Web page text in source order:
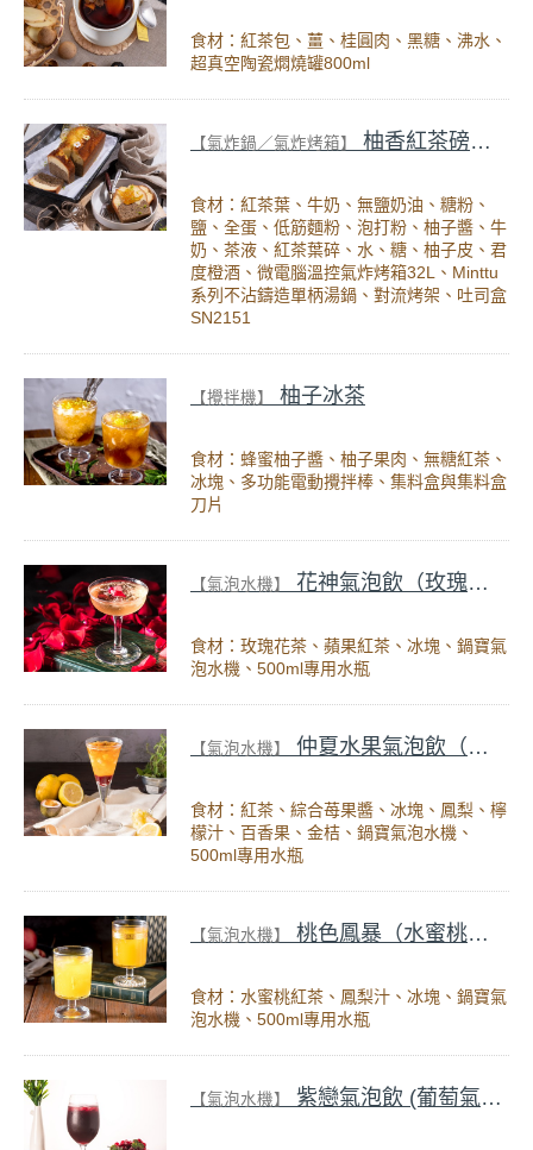
食材：紅茶包、薑、桂圓肉、黑糖、沸水、
超真空陶瓷燜燒罐800ml
【氣炸鍋／氣炸烤箱】 柚香紅茶磅蛋糕
食材：紅茶葉、牛奶、無鹽奶油、糖粉、
鹽、全蛋、低筋麵粉、泡打粉、柚子醬、牛
奶、茶液、紅茶葉碎、水、糖、柚子皮、君
度橙酒、微電腦溫控氣炸烤箱32L、Minttu
系列不沾鑄造單柄湯鍋、對流烤架、吐司盒
SN2151
【攪拌機】 柚子冰茶
食材：蜂蜜柚子醬、柚子果肉、無糖紅茶、
冰塊、多功能電動攪拌棒、集料盒與集料盒
刀片
【氣泡水機】 花神氣泡飲（玫瑰蘋果氣泡飲）
食材：玫瑰花茶、蘋果紅茶、冰塊、鍋寶氣
泡水機、500ml專用水瓶
【氣泡水機】 仲夏水果氣泡飲（百香莓果氣泡飲）
食材：紅茶、綜合苺果醬、冰塊、鳳梨、檸
檬汁、百香果、金桔、鍋寶氣泡水機、
500ml專用水瓶
【氣泡水機】 桃色鳳暴（水蜜桃鳳梨氣泡飲）
食材：水蜜桃紅茶、鳳梨汁、冰塊、鍋寶氣
泡水機、500ml專用水瓶
【氣泡水機】 紫戀氣泡飲 (葡萄氣泡飲)